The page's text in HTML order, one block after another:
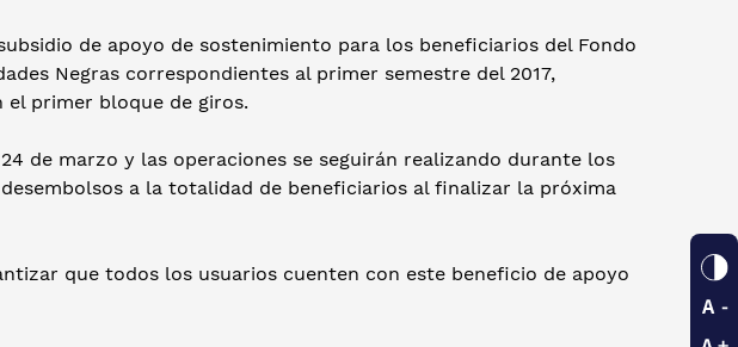
de apoyo de sostenimiento para los beneficiarios del Fondo
Negras correspondientes al primer semestre del 2017,
el primer bloque de giros.
de marzo y las operaciones se seguirán realizando durante los
a la totalidad de beneficiarios al finalizar la próxima
que todos los usuarios cuenten con este beneficio de apoyo